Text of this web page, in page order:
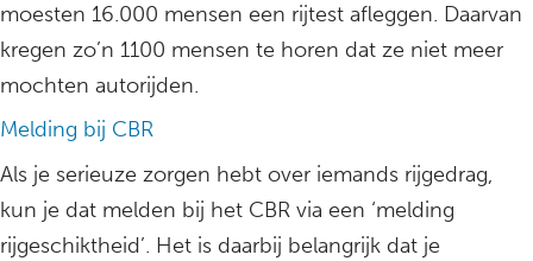
moesten 16.000 mensen een rijtest afleggen. Daarvan
kregen zo’n 1100 mensen te horen dat ze niet meer
mochten autorijden.
Melding bij CBR
Als je serieuze zorgen hebt over iemands rijgedrag,
kun je dat melden bij het CBR via een ‘melding
rijgeschiktheid’. Het is daarbij belangrijk dat je